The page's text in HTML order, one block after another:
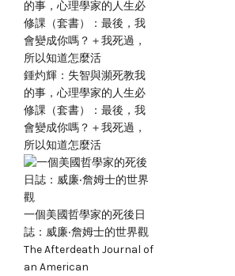
課 第56節 如果你還沒有跟你的內在連接的
而已 01:06:30 moment point 力矩點
態，也就是你在抓靈感的狀態 01:13:30 早
根本假設或 基本假設 (root assumptions)
假設還有更多。 現在，第一：能量和行動
沒有一個必須適用於肉體運動。 第二：所
行動起源。靈性能量引導精神行動。 第三
存，具有強度方面的價值。 第四：物體，
量團塊。 第五：時間序列中的穩定性，除
假設之外，對於物體不是必要的前提條件
障存在。 第七：廣闊現在，在這裡更加適
的唯一屏障是精神屏障，或靈性屏障。
assumptions and many minor
鍾灼輝：失智與瀕死教我
的事，心理學家的人生必
修課（套書）：最後，我
會變成你嗎？＋我死過，
所以知道怎麼活
一個美國哲學家的死後日
誌：威廉‧詹姆士的世界觀
The Afterdeath Journal of
an American